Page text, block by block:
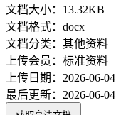
文档大小： 13.32KB
文档格式： docx
文档分类： 其他资料
上传会员： 标准资料
上传日期： 2026-06-04
最后更新： 2026-06-04